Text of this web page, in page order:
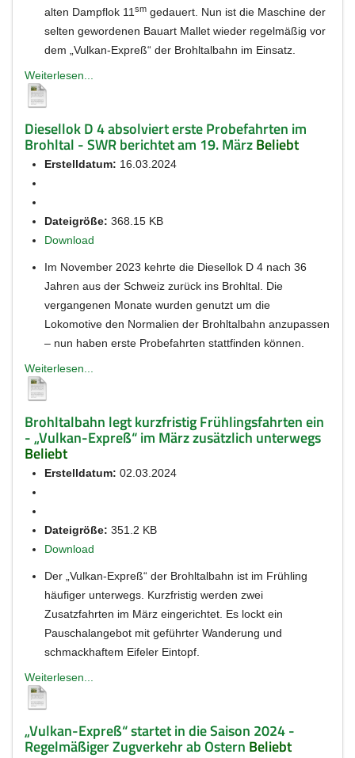
alten Dampflok 11 sm gedauert. Nun ist die Maschine der
selten gewordenen Bauart Mallet wieder regelmäßig vor
dem „Vulkan-Expreß“ der Brohltalbahn im Einsatz.
Weiterlesen...
Diesellok D 4 absolviert erste Probefahrten im
Brohltal - SWR berichtet am 19. MärzBeliebt
Erstelldatum: 16.03.2024
Dateigröße: 368.15 KB
Download
Im November 2023 kehrte die Diesellok D 4 nach 36
Jahren aus der Schweiz zurück ins Brohltal. Die
vergangenen Monate wurden genutzt um die
Lokomotive den Normalien der Brohltalbahn anzupassen
– nun haben erste Probefahrten stattfinden können.
Weiterlesen...
Brohltalbahn legt kurzfristig Frühlingsfahrten ein
- „Vulkan-Expreß“ im März zusätzlich unterwegs
Beliebt
Erstelldatum: 02.03.2024
Dateigröße: 351.2 KB
Download
Der „Vulkan-Expreß“ der Brohltalbahn ist im Frühling
häufiger unterwegs. Kurzfristig werden zwei
Zusatzfahrten im März eingerichtet. Es lockt ein
Pauschalangebot mit geführter Wanderung und
schmackhaftem Eifeler Eintopf.
Weiterlesen...
„Vulkan-Expreß“ startet in die Saison 2024 -
Regelmäßiger Zugverkehr ab Ostern Beliebt